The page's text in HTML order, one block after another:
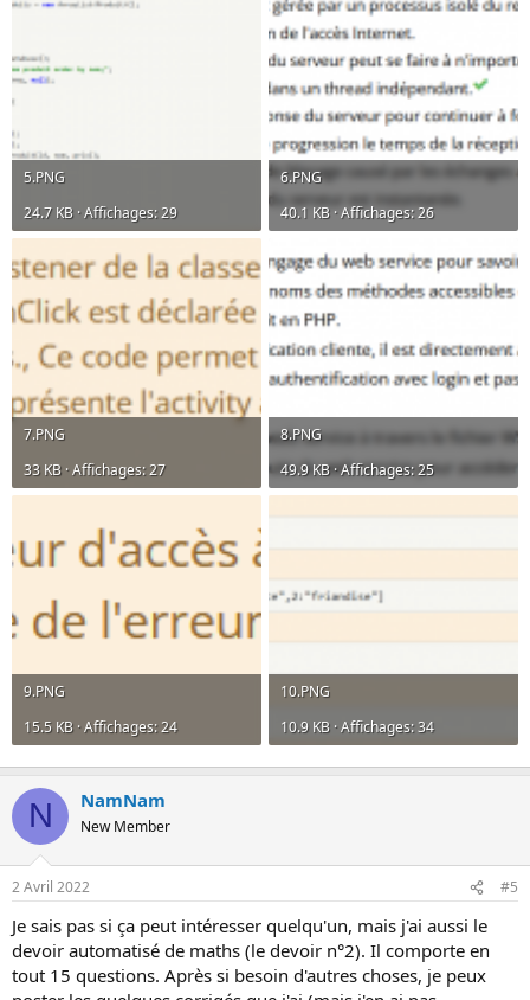
5.PNG
24.7 KB · Affichages: 29
6.PNG
40.1 KB · Affichages: 26
7.PNG
33 KB · Affichages: 27
8.PNG
49.9 KB · Affichages: 25
9.PNG
15.5 KB · Affichages: 24
10.PNG
10.9 KB · Affichages: 34
N NamNam
New Member
2 Avril 2022 #5
Je sais pas si ça peut intéresser quelqu'un, mais j'ai aussi le
devoir automatisé de maths (le devoir n°2). Il comporte en
tout 15 questions. Après si besoin d'autres choses, je peux